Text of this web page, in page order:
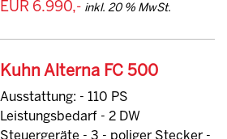
EUR 6.990,- inkl. 20 % MwSt.
Kuhn Alterna FC 500
Ausstattung: - 110 PS
Leistungsbedarf - 2 DW
Steuergeräte - 3 - poliger Stecker -